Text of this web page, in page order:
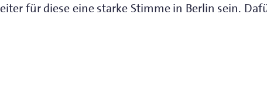
für diese eine starke Stimme in Berlin sein.